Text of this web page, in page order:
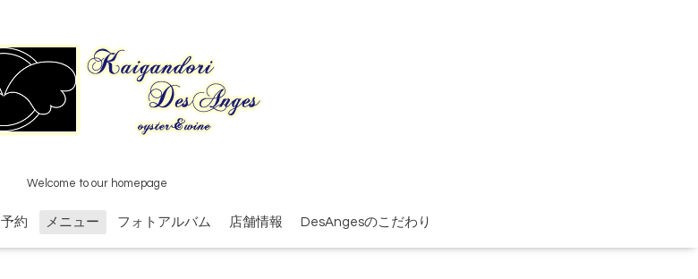
Welcome to our homepage
予約 メニュー フォトアルバム 店舗情報 DesAngesのこだわり